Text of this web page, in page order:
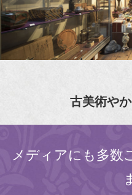
古美術や
メディアにも多数